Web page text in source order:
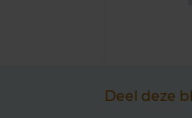
Deel deze